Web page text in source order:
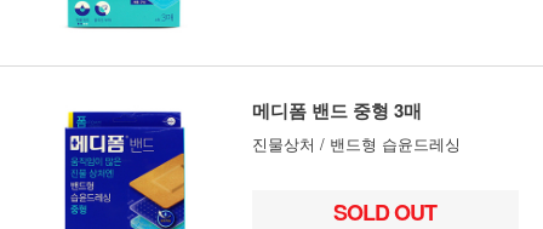
메디폼 밴드 중형 3매
진물상처 / 밴드형 습윤드레싱
SOLD OUT